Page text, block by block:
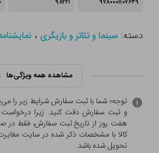
۹۷۸۰۰۰۱۱۰۷۶۴۹ ۹۸۲۲۱
دسته:سینما و تئاتر و بازیگری ،
مشاهده همه ویژگی‌ها
توجه؛ شما با ثبت سفارش شرایط زیر را
و ثبت سفارش دقت کنید. زیرا
هفت روز از تاریخ ثبت سفارش، فقط در
کالا با مشخصات ذکر شده در سایت
تحویل شده باشد.